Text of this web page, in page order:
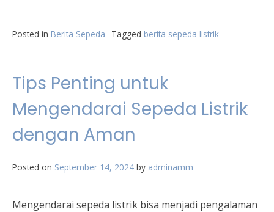
Posted in Berita Sepeda Tagged berita sepeda listrik
Tips Penting untuk
Mengendarai Sepeda Listrik
dengan Aman
Posted on September 14, 2024 by adminamm
Mengendarai sepeda listrik bisa menjadi pengalaman